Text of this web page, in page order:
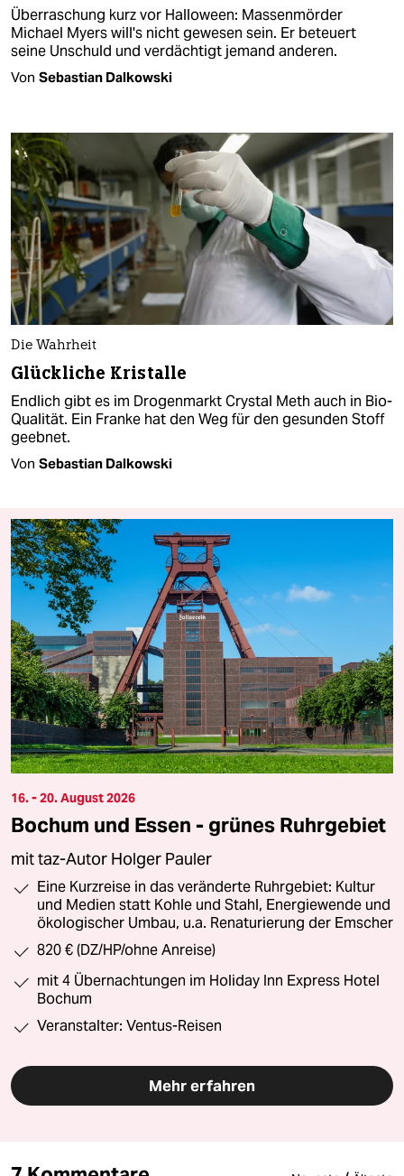
Überraschung kurz vor Halloween: Massenmörder
Michael Myers will's nicht gewesen sein. Er beteuert
seine Unschuld und verdächtigt jemand anderen.
Von Sebastian Dalkowski
Die Wahrheit
Glückliche Kristalle
Endlich gibt es im Drogenmarkt Crystal Meth auch in Bio-
Qualität. Ein Franke hat den Weg für den gesunden Stoff
geebnet.
Von Sebastian Dalkowski
16. - 20. August 2026
Bochum und Essen - grünes Ruhrgebiet
mit taz-Autor Holger Pauler
Eine Kurzreise in das veränderte Ruhrgebiet: Kultur
und Medien statt Kohle und Stahl, Energiewende und
ökologischer Umbau, u.a. Renaturierung der Emscher
820 € (DZ/HP/ohne Anreise)
mit 4 Übernachtungen im Holiday Inn Express Hotel
Bochum
Veranstalter: Ventus-Reisen
Mehr erfahren